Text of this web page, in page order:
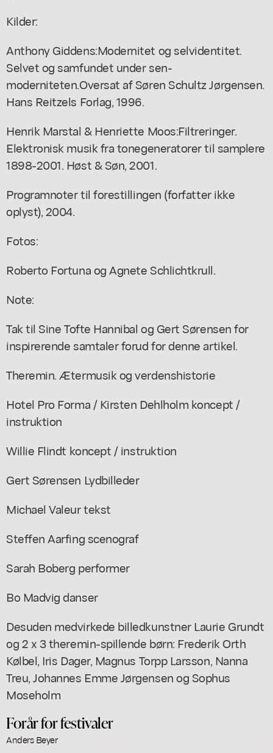
Kilder:
Anthony Giddens:Modernitet og selvidentitet.
Selvet og samfundet under sen-
moderniteten.Oversat af Søren Schultz Jørgensen.
Hans Reitzels Forlag, 1996.
Henrik Marstal & Henriette Moos:Filtreringer.
Elektronisk musik fra tonegeneratorer til samplere
1898-2001. Høst & Søn, 2001.
Programnoter til forestillingen (forfatter ikke
oplyst), 2004.
Fotos:
Roberto Fortuna og Agnete Schlichtkrull.
Note:
Tak til Sine Tofte Hannibal og Gert Sørensen for
inspirerende samtaler forud for denne artikel.
Theremin. Ætermusik og verdenshistorie
Hotel Pro Forma / Kirsten Dehlholm koncept /
instruktion
Willie Flindt koncept / instruktion
Gert Sørensen Lydbilleder
Michael Valeur tekst
Steffen Aarfing scenograf
Sarah Boberg performer
Bo Madvig danser
Desuden medvirkede billedkunstner Laurie Grundt
og 2 x 3 theremin-spillende børn: Frederik Orth
Kølbel, Iris Dager, Magnus Torpp Larsson, Nanna
Treu, Johannes Emme Jørgensen og Sophus
Moseholm
Forår for festivaler
Anders Beyer